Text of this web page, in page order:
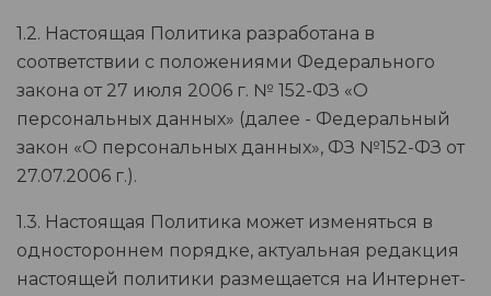
1.2. Настоящая Политика разработана в
соответствии с положениями Федерального
закона от 27 июля 2006 г. № 152-ФЗ «О
персональных данных» (далее - Федеральный
закон «О персональных данных», ФЗ №152-ФЗ от
27.07.2006 г.).
1.3. Настоящая Политика может изменяться в
одностороннем порядке, актуальная редакция
настоящей политики размещается на Интернет-